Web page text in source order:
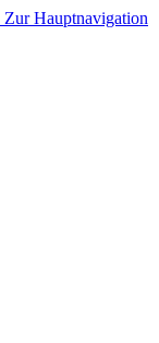
Zur Hauptnavigation